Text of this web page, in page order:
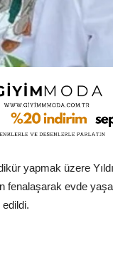
yapmak üzere
fenalaşarak evde
edildi.